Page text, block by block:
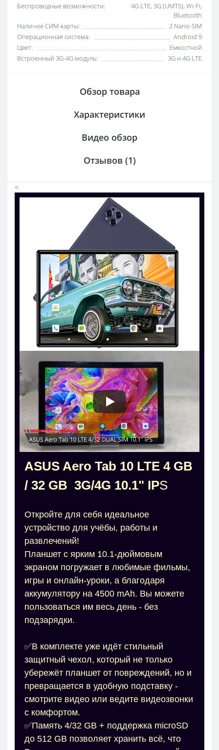
Беспроводные возможности:
4G LTE, 3G (UMTS), Wi-Fi,
Bluetooth
Наличие СИМ-карты:
2 Nano-SIM
Операционная система:
Android 9
Цвет:
Емкостной
Встроенный 3G-4G модуль:
3G и 4G LTE
Обзор товара
Характеристики
Видео обзор
Отзывов (1)
<
ASUS Aero Tab 10 LTE 4 GB
/ 32 GB 3G/4G 10.1" IPS
Откройте для себя идеальное
устройство для учёбы, работы и
развлечений!
Планшет с ярким 10.1-дюймовым
экраном погружает в любимые фильмы,
игры и онлайн-уроки, а благодаря
аккумулятору на 4500 mAh. Вы можете
пользоваться им весь день - без
подзарядки.
✅В комплекте уже идёт стильный
защитный чехол, который не только
убережёт планшет от повреждений, но и
превращается в удобную подставку -
смотрите видео или ведите видеозвонки
с комфортом.
✅Память 4/32 GB + поддержка microSD
до 512 GB позволяет хранить всё, что